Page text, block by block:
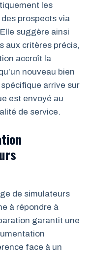
les
prospects via
suggère ainsi
aux critères précis,
accroît la
nouveau bien
arrive sur
est envoyé au
de service.
de simulateurs
à répondre à
garantit une
face à un